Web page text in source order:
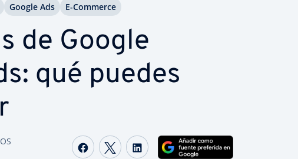
de Google
qué puedes
Compartir Facebook
Compartir Twitter
Compartir LinkedIn
Google Ads E-Commerce